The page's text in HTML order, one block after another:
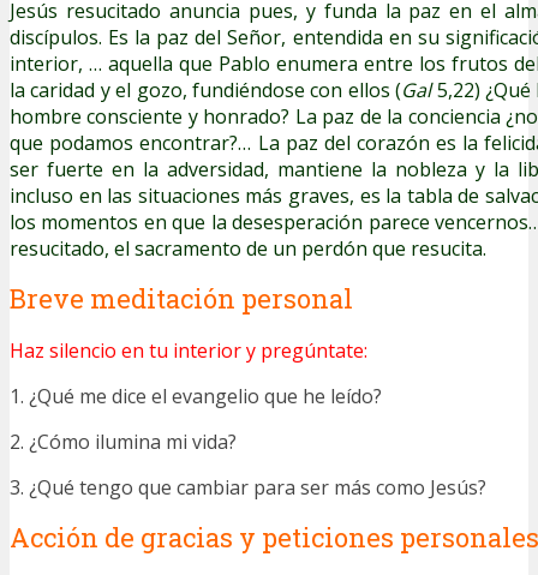
Jesús resucitado anuncia pues, y funda la paz en el
discípulos. Es la paz del Señor, entendida en su
interior, … aquella que Pablo enumera entre los frutos
la caridad y el gozo, fundiéndose con ellos (Gal5,22)
hombre consciente y honrado? La paz de la conciencia
que podamos encontrar?… La paz del corazón es la
ser fuerte en la adversidad, mantiene la nobleza y la
incluso en las situaciones más graves, es la tabla de
los momentos en que la desesperación parece
resucitado, el sacramento de un perdón que resucita.
Breve meditación personal
Haz silencio en tu interior y pregúntate:
1. ¿Qué me dice el evangelio que he leído?
2. ¿Cómo ilumina mi vida?
3. ¿Qué tengo que cambiar para ser más como Jesús?
Acción de gracias y peticiones personales